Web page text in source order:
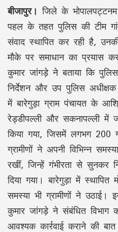
बीजापुर। जिले के
पहल के तहत पुलिस की टीम
संवाद स्थापित कर रही है,
मौके पर समाधान का प्रयास
कुमार जांगड़े ने बताया कि
निर्देशन और उप पुलिस
में बारेगुड़ा ग्राम पंचायत के
रेड्डीपल्ली और सकनापल्ली में
किया गया, जिसमें लगभग 200
ग्रामीणों ने अपनी विभिन्न
रखीं, जिन्हें गंभीरता से सुनकर
दिया गया। बारेगुड़ा में
समस्या भी ग्रामीणों ने उठाई।
कुमार जांगड़े ने संबंधित
आवश्यक कार्रवाई कराने की